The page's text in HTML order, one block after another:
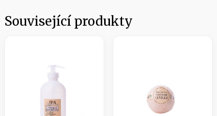
Související produkty